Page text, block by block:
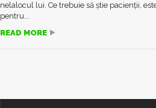
nelalocul lui. Ce trebuie să știe pacienții,
pentru...
READ MORE